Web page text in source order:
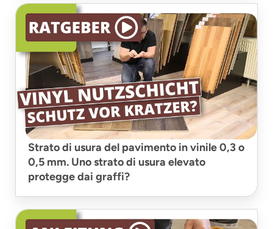
Strato di usura del pavimento in vinile 0,3 o
0,5 mm. Uno strato di usura elevato
protegge dai graffi?